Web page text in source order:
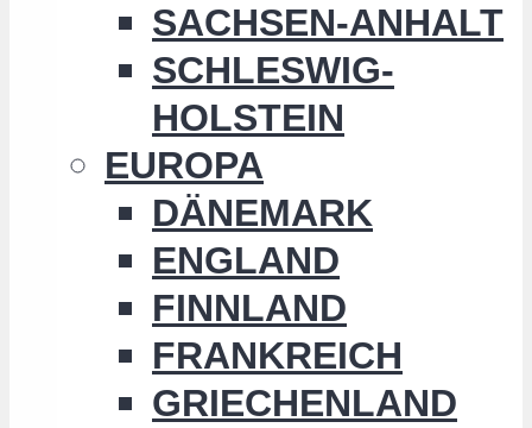
SACHSEN-ANHALT
SCHLESWIG-
HOLSTEIN
EUROPA
DÄNEMARK
ENGLAND
FINNLAND
FRANKREICH
GRIECHENLAND